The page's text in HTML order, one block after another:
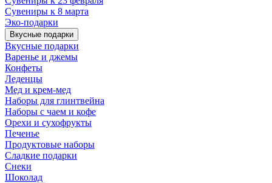
Сувениры к 8 марта
Эко-подарки
Вкусные подарки
Вкусные подарки
Варенье и джемы
Конфеты
Леденцы
Мед и крем-мед
Наборы для глинтвейна
Наборы с чаем и кофе
Орехи и сухофрукты
Печенье
Продуктовые наборы
Сладкие подарки
Снеки
Шоколад